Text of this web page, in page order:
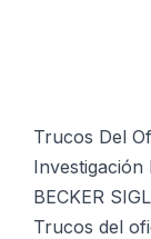
Trucos Del
Investigación
BECKER
Trucos del